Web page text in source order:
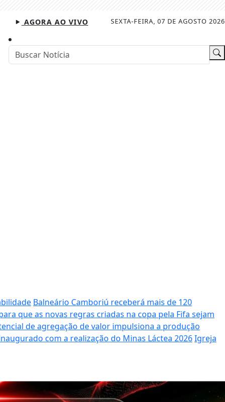
SEXTA-FEIRA, 07 DE AGOSTO 2026
AGORA AO VIVO
Balneário Camboriú receberá mais de 120
que as novas regras criadas na copa pela Fifa sejam
de agregação de valor impulsiona a produção
com a realização do Minas Láctea 2026Igreja